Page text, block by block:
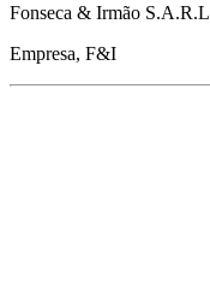
Fonseca & Irmão S.A.R.L
Empresa, F&I